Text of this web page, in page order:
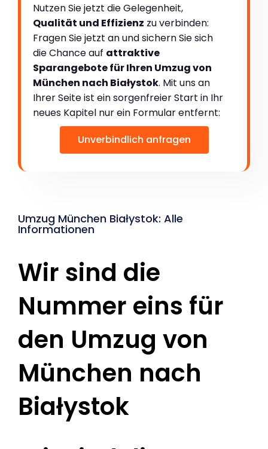
Nutzen Sie jetzt die Gelegenheit,
Qualität und Effizienz zu verbinden:
Fragen Sie jetzt an und sichern Sie sich
die Chance auf attraktive
Sparangebote für Ihren Umzug von
München nach Białystok. Mit uns an
Ihrer Seite ist ein sorgenfreier Start in Ihr
neues Kapitel nur ein Formular entfernt:
Unverbindlich anfragen
Umzug München Białystok: Alle
Informationen
Wir sind die
Nummer eins für
den Umzug von
München nach
Białystok